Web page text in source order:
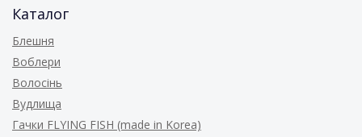
Каталог
Блешня
Воблери
Волосінь
Вудлища
Гачки FLYING FISH (made in Korea)